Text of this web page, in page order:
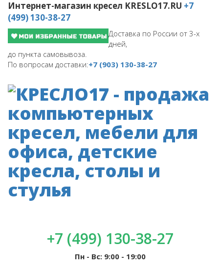
Интернет-магазин кресел KRESLO17.RU +7
(499) 130-38-27
Доставка по России от 3-х
дней,
до пункта самовывоза.
По вопросам доставки:+7 (903) 130-38-27
+7 (499) 130-38-27
Пн - Вс: 9:00 - 19:00